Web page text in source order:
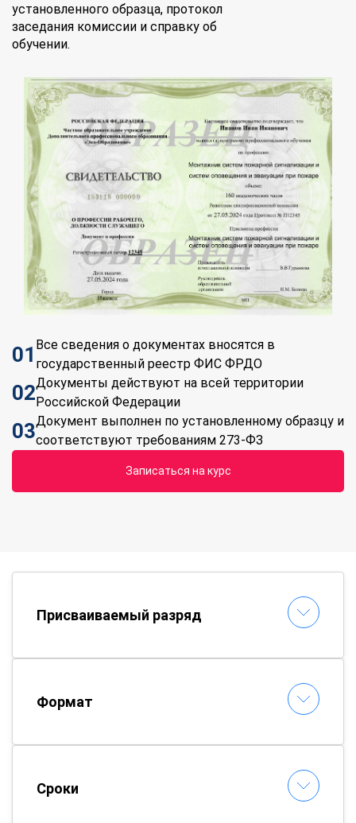
установленного образца, протокол
заседания комиссии и справку об
обучении.
01 Все сведения о документах вносятся в
государственный реестр ФИС ФРДО
02Документы действуют на всей территории
Российской Федерации
03Документ выполнен по установленному образцу и
соответствуют требованиям 273-ФЗ
Записаться на курс
Присваиваемый разряд
Формат
Сроки